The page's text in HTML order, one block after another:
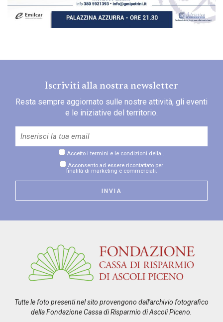
Iscriviti alla nostra newsletter
Resta sempre aggiornato sulle nostre attività, gli eventi
e le iniziative del territorio.
Accetto i termini e le condizioni della .
Acconsento ad essere ricontattato per
finalità di marketing e commerciali.
Tutte le foto presenti nel sito provengono dall'archivio fotografico
della Fondazione Cassa di Risparmio di Ascoli Piceno.